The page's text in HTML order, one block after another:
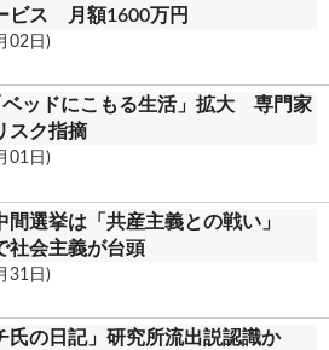
ビス 月額1600万円
02日)
ベッドにこもる生活」拡大 専門家
スク指摘
01日)
間選挙は「共産主義との戦い」
社会主義が台頭
31日)
氏の日記」研究所流出説認識か